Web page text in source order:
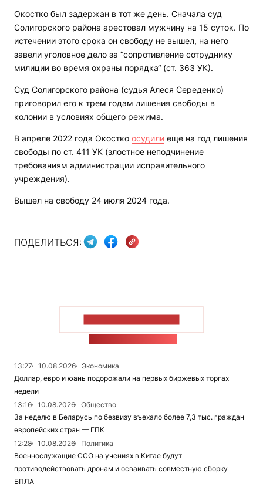
Окостко был задержан в тот же день. Сначала суд
Солигорского района арестовал мужчину на 15 суток. По
истечении этого срока он свободу не вышел, на него
завели уголовное дело за “сопротивление сотруднику
милиции во время охраны порядка“ (ст. 363 УК).
Суд Солигорского района (судья Алеся Середенко)
приговорил его к трем годам лишения свободы в
колонии в условиях общего режима.
В апреле 2022 года Окостко осудили еще на год лишения
свободы по ст. 411 УК (злостное неподчинение
требованиям администрации исправительного
учреждения).
Вышел на свободу 24 июля 2024 года.
ПОДЕЛИТЬСЯ:
13:27 10.08.2026
Экономика
Доллар, евро и юань подорожали на первых биржевых торгах
недели
13:16
10.08.2026
Общество
За неделю в Беларусь по безвизу въехало более 7,3 тыс. граждан
европейских стран — ГПК
12:28
10.08.2026
Политика
Военнослужащие ССО на учениях в Китае будут
противодействовать дронам и осваивать совместную сборку
БПЛА